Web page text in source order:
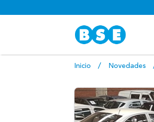
Inicio Novedades